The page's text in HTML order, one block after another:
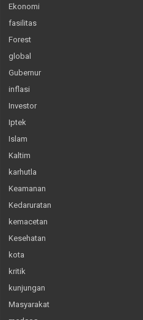
Ekonomi
fasilitas
Forest
global
Gubernur
inflasi
Investor
Iptek
Islam
Kaltim
karhutla
Keamanan
Kedaruratan
kemacetan
Kesehatan
kota
kritik
kunjungan
Masyarakat